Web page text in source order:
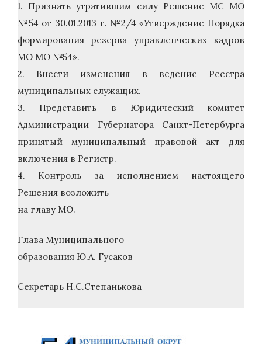
1. Признать утратившим силу Решение МС МО
№54 от 30.01.2013 г. №2/4 «Утверждение Порядка
формирования резерва управленческих кадров
МО МО №54».
2. Внести изменения в ведение Реестра
муниципальных служащих.
3. Представить в Юридический комитет
Администрации Губернатора Санкт-Петербурга
принятый муниципальный правовой акт для
включения в Регистр.
4. Контроль за исполнением настоящего
Решения возложить
на главу МО.
Глава Муниципального
образования Ю.А. Гусаков
Секретарь Н.С.Степанькова